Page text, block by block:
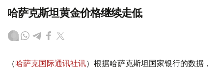
哈萨克斯坦黄金价格继续走低
（哈萨克国际通讯社讯）根据哈萨克斯坦国家银行的数据，